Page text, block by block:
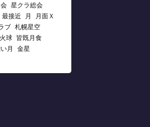
星クラ総会
最接近 月
月面Ｘ
ブ 札幌星空
火球 皆既月食
月 金星